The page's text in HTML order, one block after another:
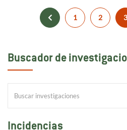
1 2 3
Buscador de
Incidencias